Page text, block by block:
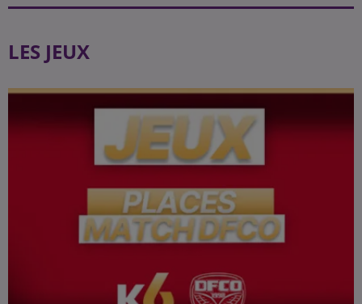
LES JEUX